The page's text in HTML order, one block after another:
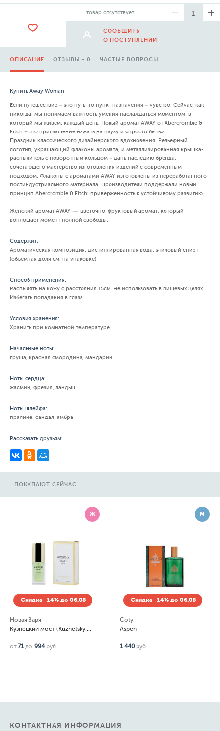
товар отсутствует
СООБЩИТЬ
О ПОСТУПЛЕНИИ
ОПИСАНИЕ ОТЗЫВЫ - 0 ЧАСТЫЕ ВОПРОСЫ
Купить Away Woman
Если путешествие – это путь, то пункт назначения – чувство. Сейчас, как
никогда, мы понимаем важность умения наслаждаться моментом, в
который мы живем, каждый день. Новый аромат AWAY от Abercrombie &
Fitch – это приглашение нажать на паузу и «просто быть».
Праздник классического дизайнерского вдохновения. Рельефный
логотип, украшающий флаконы аромата, и металлизированная крышка-
распылитель с поворотным кольцом – дань наследию бренда,
сочетающего мастерство изготовления изделий с современным
подходом. Флаконы с ароматами AWAY изготовлены из переработанного
постиндустриального материала. Производители поддержали новый
принцип Abercrombie & Fitch: приверженность к устойчивому развитию.
Женский аромат AWAY — цветочно-фруктовый аромат, который
воплощает момент полной свободы.
Содержит:
Ароматическая композиция, дистиллированная вода, этиловый спирт
(объемная доля см. на упаковке)
Способ применения:
Распылять на кожу с расстояния 15см. Не использовать в пищевых целях.
Избегать попадания в глаза
Условия хранения:
Хранить при комнатной температуре
Начальные ноты:
груша, красная смородина, мандарин
Ноты сердца:
жасмин, фрезия, ландыш
Ноты шлейфа:
пралине, сандал, амбра
Рассказать друзьям:
ПОКУПАЮТ СЕЙЧАС
Ж
Скидка -14% до 06.08
Новая Заря
Кузнецкий мост (Kuznetsky Most)
от71 до 994 руб.
М
Скидка -14% до 06.08
Coty
Aspen
1 440 руб.
КОНТАКТНАЯ ИНФОРМАЦИЯ